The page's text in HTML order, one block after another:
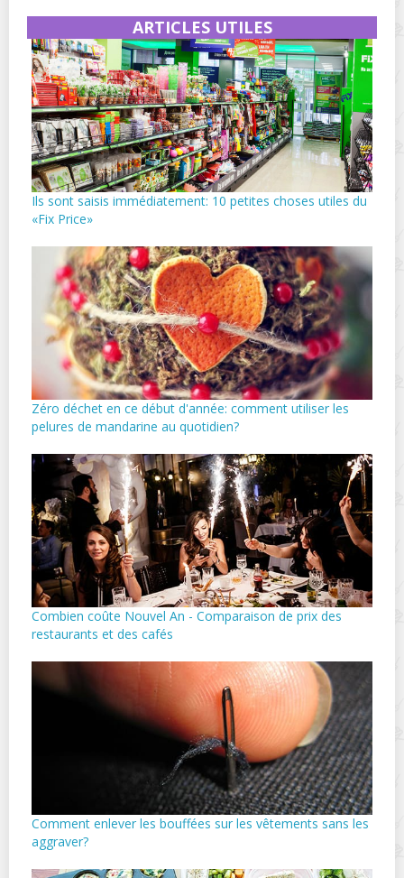
ARTICLES UTILES
Ils sont saisis immédiatement: 10 petites choses utiles du
«Fix Price»
Zéro déchet en ce début d'année: comment utiliser les
pelures de mandarine au quotidien?
Combien coûte Nouvel An - Comparaison de prix des
restaurants et des cafés
Comment enlever les bouffées sur les vêtements sans les
aggraver?